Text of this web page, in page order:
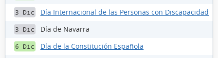
3 Dic Día Internacional de las Personas con Discapacidad
3 Dic Día de Navarra
6 Dic Día de la Constitución Española